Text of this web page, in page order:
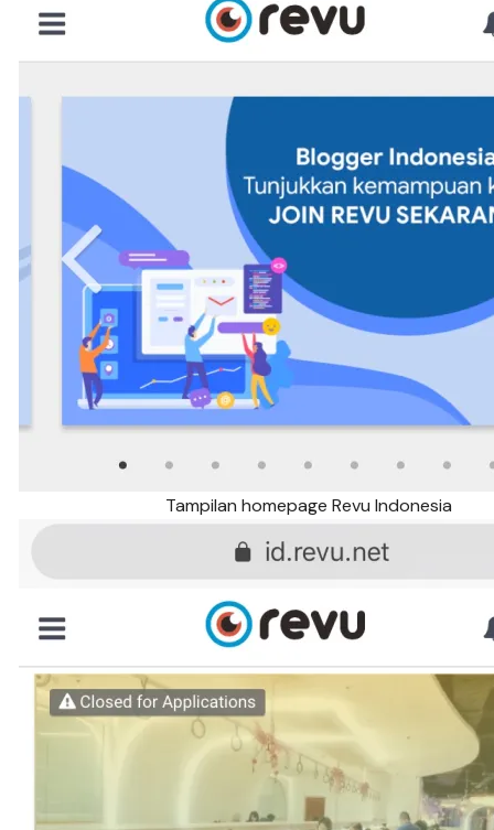
Tampilan homepage Revu Indonesia